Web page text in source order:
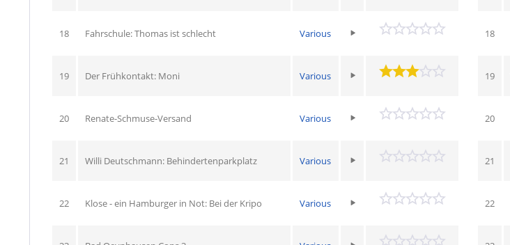
18 Fahrschule: Thomas ist schlecht Various
19 Der Frühkontakt: Moni Various
20 Renate-Schmuse-Versand Various
21 Willi Deutschmann: Behindertenparkplatz Various
22 Klose - ein Hamburger in Not: Bei der Kripo Various
18
19
20
21
22